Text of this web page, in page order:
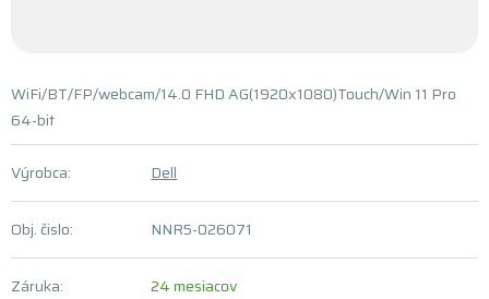
WiFi/BT/FP/webcam/14.0 FHD AG(1920x1080)Touch/Win 11 Pro
64-bit
Výrobca: Dell
Obj. čislo: NNR5-026071
Záruka: 24 mesiacov